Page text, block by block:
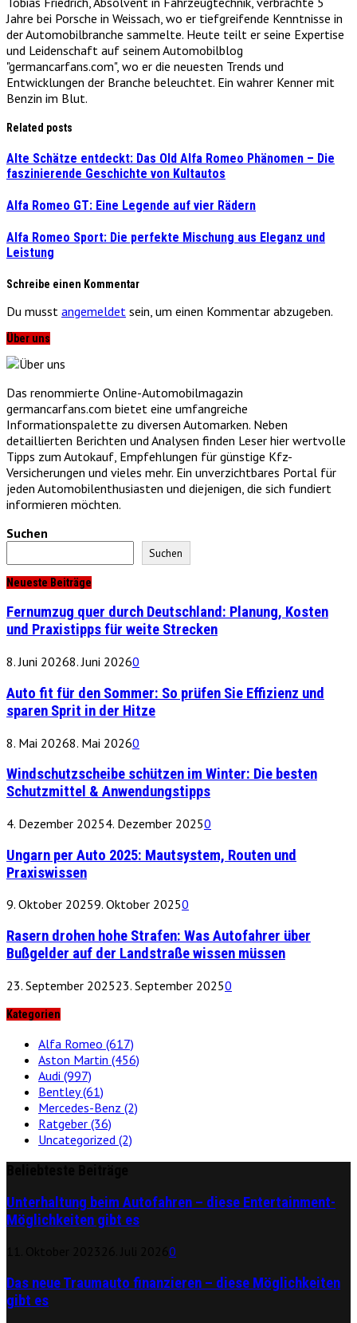
Jahre bei Porsche in Weissach, wo er tiefgreifende Kenntnisse in
der Automobilbranche sammelte. Heute teilt er seine Expertise
und Leidenschaft auf seinem Automobilblog
"germancarfans.com", wo er die neuesten Trends und
Entwicklungen der Branche beleuchtet. Ein wahrer Kenner mit
Benzin im Blut.
Related posts
Alte Schätze entdeckt: Das Old Alfa Romeo Phänomen – Die
faszinierende Geschichte von Kultautos
Alfa Romeo GT: Eine Legende auf vier Rädern
Alfa Romeo Sport: Die perfekte Mischung aus Eleganz und
Leistung
Schreibe einen Kommentar
Du musst angemeldet sein, um einen Kommentar abzugeben.
Über uns
Das renommierte Online-Automobilmagazin
germancarfans.com bietet eine umfangreiche
Informationspalette zu diversen Automarken. Neben
detaillierten Berichten und Analysen finden Leser hier wertvolle
Tipps zum Autokauf, Empfehlungen für günstige Kfz-
Versicherungen und vieles mehr. Ein unverzichtbares Portal für
jeden Automobilenthusiasten und diejenigen, die sich fundiert
informieren möchten.
Suchen
Suchen
Neueste Beiträge
Fernumzug quer durch Deutschland: Planung, Kosten
und Praxistipps für weite Strecken
8. Juni 20268. Juni 20260
Auto fit für den Sommer: So prüfen Sie Effizienz und
sparen Sprit in der Hitze
8. Mai 20268. Mai 20260
Windschutzscheibe schützen im Winter: Die besten
Schutzmittel & Anwendungstipps
4. Dezember 20254. Dezember 20250
Ungarn per Auto 2025: Mautsystem, Routen und
Praxiswissen
9. Oktober 20259. Oktober 20250
Rasern drohen hohe Strafen: Was Autofahrer über
Bußgelder auf der Landstraße wissen müssen
23. September 202523. September 20250
Kategorien
Alfa Romeo (617)
Aston Martin (456)
Audi (997)
Bentley(61)
Mercedes-Benz (2)
Ratgeber (36)
Uncategorized (2)
Unterhaltung beim Autofahren – diese Entertainment-
Möglichkeiten gibt es
0
Das neue Traumauto finanzieren – diese Möglichkeiten
gibt es